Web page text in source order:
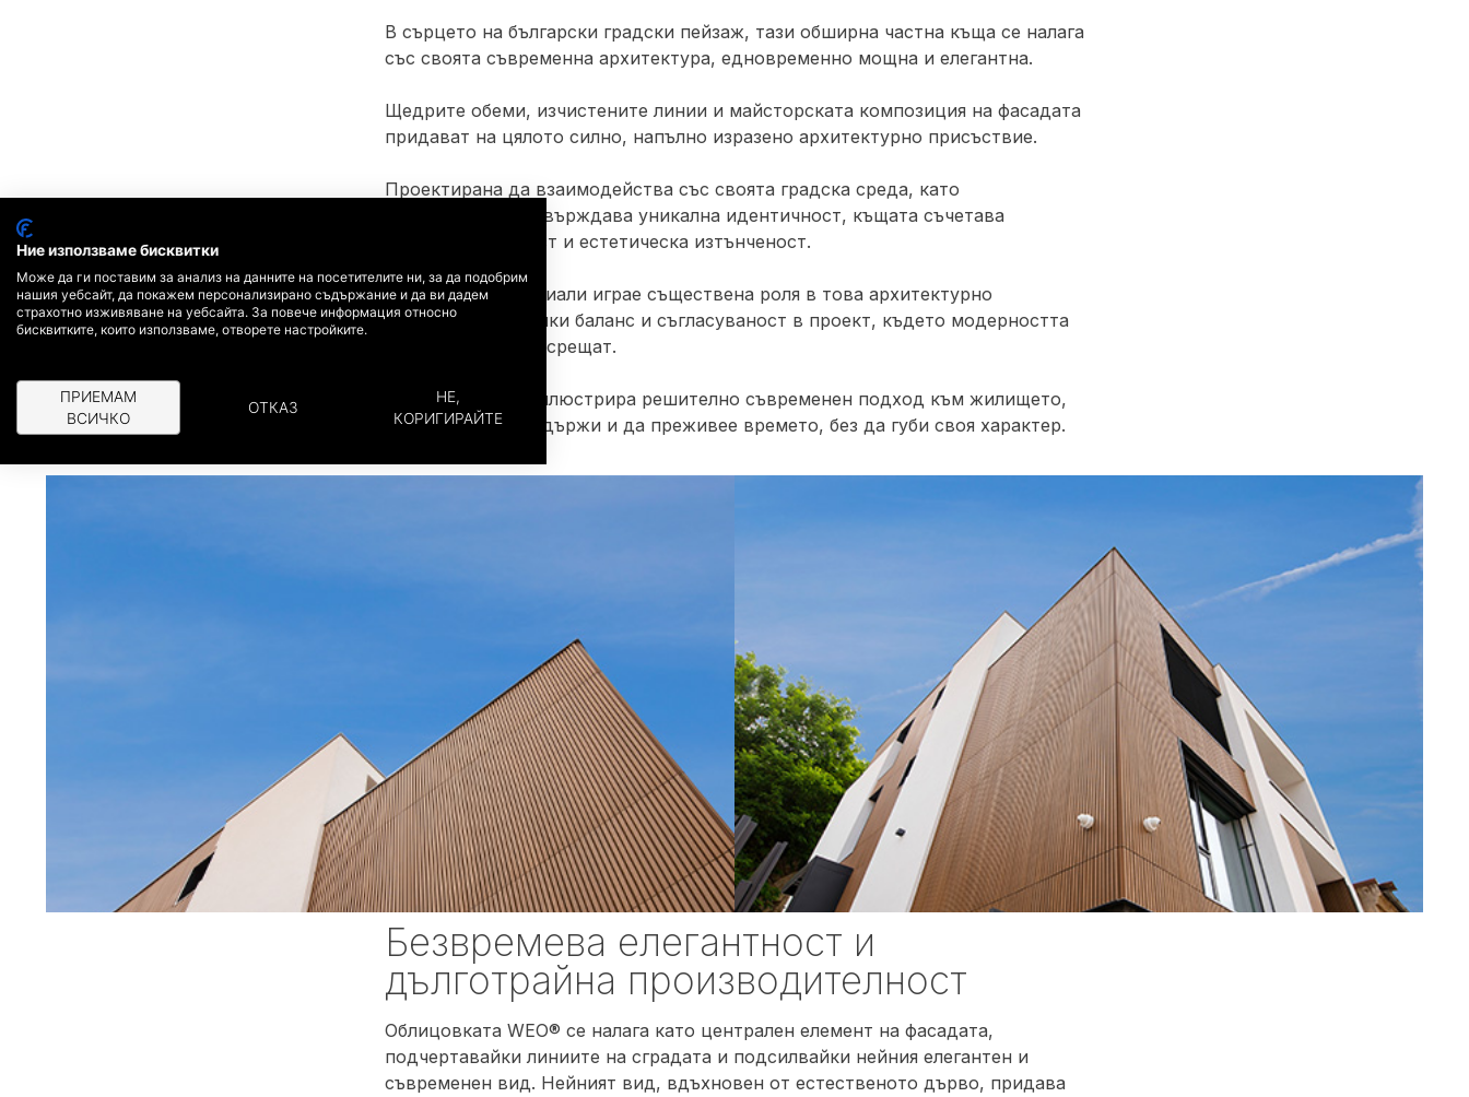
В сърцето на български градски пейзаж, тази обширна частна къща се налага
със своята съвременна архитектура, едновременно мощна и елегантна.
Щедрите обеми, изчистените линии и майсторската композиция на фасадата
придават на цялото силно, напълно изразено архитектурно присъствие.
Проектирана да взаимодейства със своята градска среда, като
същевременно утвърждава уникална идентичност, къщата съчетава
формална строгост и естетическа изтънченост.
Изборът на материали играе съществена роля в това архитектурно
тълкуване, внасяйки баланс и съгласуваност в проект, където модерността
и безвремието се срещат.
Тази реализация илюстрира решително съвременен подход към жилището,
проектиран да издържи и да преживее времето, без да губи своя характер.
Безвремева елегантност и
дълготрайна производителност
Облицовката WEO® се налага като централен елемент на фасадата,
подчертавайки линиите на сградата и подсилвайки нейния елегантен и
съвременен вид. Нейният вид, вдъхновен от естественото дърво, придава
Ние използваме бисквитки
Може да ги поставим за анализ на данните на посетителите ни, за да подобрим
нашия уебсайт, да покажем персонализирано съдържание и да ви дадем
страхотно изживяване на уебсайта. За повече информация относно
бисквитките, които използваме, отворете настройките.
ПРИЕМАМ
ВСИЧКО
ОТКАЗ
НЕ,
КОРИГИРАЙТЕ